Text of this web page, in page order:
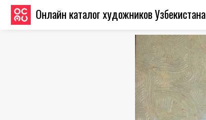
Онлайн каталог художников Узбекистана